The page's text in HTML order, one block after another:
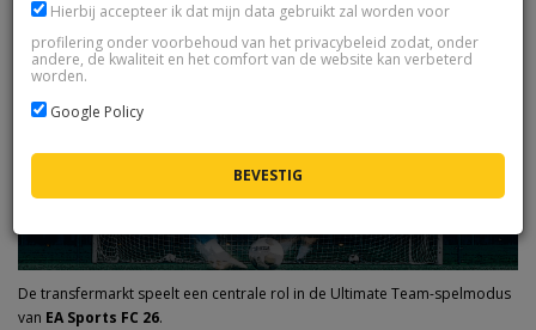
De transfermarkt speelt een centrale rol in de Ultimate Team-spelmodus
van EA Sports FC 26.
Hierbij accepteer ik dat mijn data gebruikt zal worden voor
profilering onder voorbehoud van het privacybeleid zodat, onder
andere, de kwaliteit en het comfort van de website kan verbeterd
worden.
Google Policy